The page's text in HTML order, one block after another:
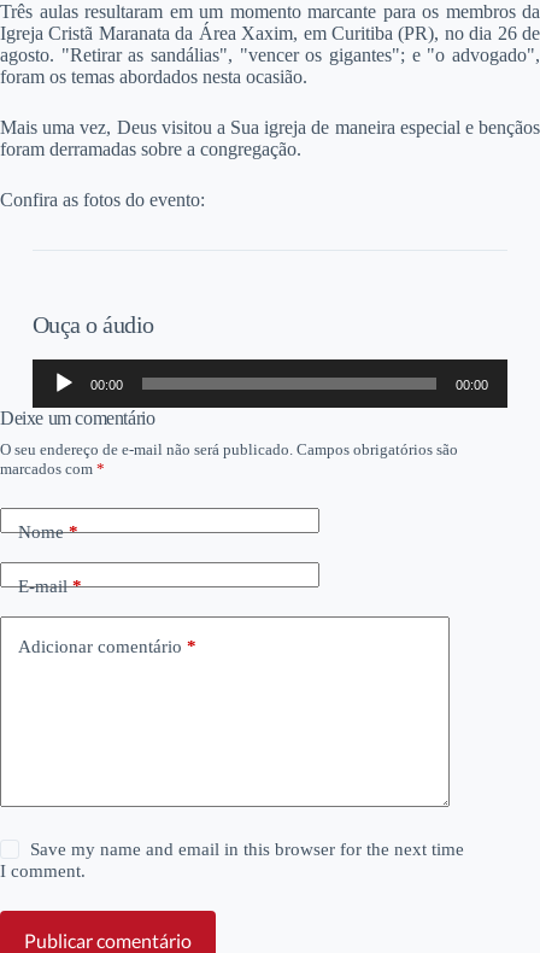
Três aulas resultaram em um momento marcante para os membros da
Igreja Cristã Maranata da Área Xaxim, em Curitiba (PR), no dia 26 de
agosto. "Retirar as sandálias", "vencer os gigantes"; e "o advogado",
foram os temas abordados nesta ocasião.
Mais uma vez, Deus visitou a Sua igreja de maneira especial e bençãos
foram derramadas sobre a congregação.
Confira as fotos do evento:
Ouça o áudio
Tocador
áudio
00:00 00:00
Deixe um comentário
O seu endereço de e-mail não será publicado. Campos obrigatórios são
marcados com *
Nome*
E-mail*
Adicionar comentário *
Save my name and email in this browser for the next time
I comment.
Publicar comentário